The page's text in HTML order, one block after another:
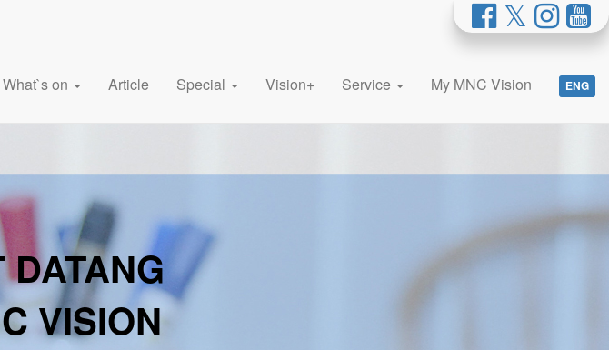
What`s on Article Special Vision+ Service My MNC Vision ENG
VISION